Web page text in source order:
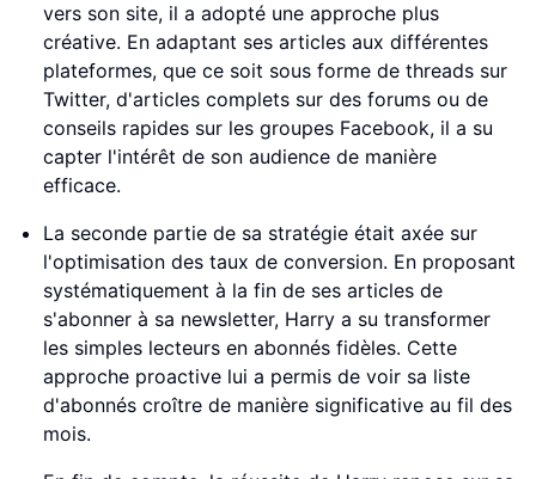
vers son site, il a adopté une approche plus
créative. En adaptant ses articles aux différentes
plateformes, que ce soit sous forme de threads sur
Twitter, d'articles complets sur des forums ou de
conseils rapides sur les groupes Facebook, il a su
capter l'intérêt de son audience de manière
efficace.
La seconde partie de sa stratégie était axée sur
l'optimisation des taux de conversion. En proposant
systématiquement à la fin de ses articles de
s'abonner à sa newsletter, Harry a su transformer
les simples lecteurs en abonnés fidèles. Cette
approche proactive lui a permis de voir sa liste
d'abonnés croître de manière significative au fil des
mois.